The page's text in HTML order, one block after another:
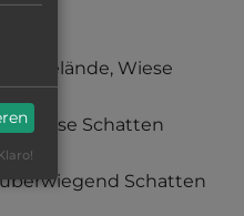
Grasgelände, Wiese
teilweise Schatten
überwiegend Schatten